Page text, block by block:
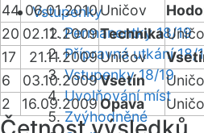
Vstupenky
Permanentky 18/19
Přípravná utkání 18/
Vstupenky 18/19
Uvolňování míst
Zvýhodněné
44 06.01.2010Uničov
20 02.12.2009Technika
17
21.11.2009Uničov
6
03.10.2009Vsetín
2
16.09.2009Opava